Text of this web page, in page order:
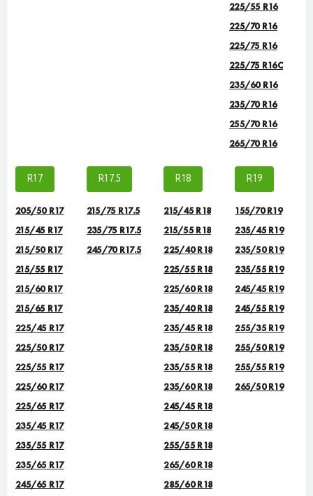
225/55 R16
225/70 R16
225/75 R16
225/75 R16С
235/60 R16
235/70 R16
255/70 R16
265/70 R16
R17
205/50 R17
215/45 R17
215/50 R17
215/55 R17
215/60 R17
215/65 R17
225/45 R17
225/50 R17
225/55 R17
225/60 R17
225/65 R17
235/45 R17
235/55 R17
235/65 R17
245/65 R17
R17.5
215/75 R17.5
235/75 R17.5
245/70 R17.5
R18
215/45 R18
215/55 R18
225/40 R18
225/55 R18
225/60 R18
235/40 R18
235/45 R18
235/50 R18
235/55 R18
235/60 R18
245/45 R18
245/50 R18
255/55 R18
265/60 R18
285/60 R18
R19
155/70 R19
235/45 R19
235/50 R19
235/55 R19
245/45 R19
245/55 R19
255/35 R19
255/50 R19
255/55 R19
265/50 R19